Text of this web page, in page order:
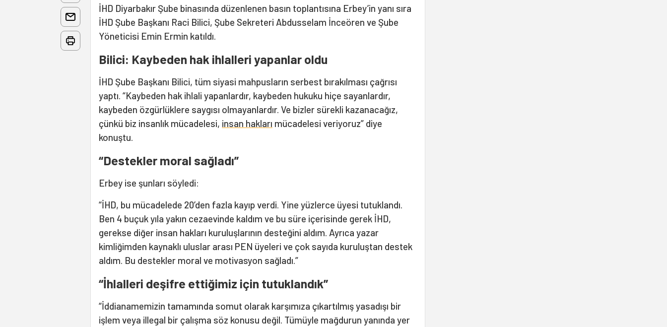
İHD Diyarbakır Şube binasında düzenlenen basın toplantısına Erbey’in yanı sıra
İHD Şube Başkanı Raci Bilici, Şube Sekreteri Abdusselam İnceören ve Şube
Yöneticisi Emin Ermin katıldı.
Bilici: Kaybeden hak ihlalleri yapanlar oldu
İHD Şube Başkanı Bilici, tüm siyasi mahpusların serbest bırakılması çağrısı
yaptı. “Kaybeden hak ihlali yapanlardır, kaybeden hukuku hiçe sayanlardır,
kaybeden özgürlüklere saygısı olmayanlardır. Ve bizler sürekli kazanacağız,
çünkü biz insanlık mücadelesi, insan hakları mücadelesi veriyoruz” diye
konuştu.
“Destekler moral sağladı”
Erbey ise şunları söyledi:
“İHD, bu mücadelede 20’den fazla kayıp verdi. Yine yüzlerce üyesi tutuklandı.
Ben 4 buçuk yıla yakın cezaevinde kaldım ve bu süre içerisinde gerek İHD,
gerekse diğer insan hakları kuruluşlarının desteğini aldım. Ayrıca yazar
kimliğimden kaynaklı uluslar arası PEN üyeleri ve çok sayıda kuruluştan destek
aldım. Bu destekler moral ve motivasyon sağladı.”
“İhlalleri deşifre ettiğimiz için tutuklandık”
“İddianamemizin tamamında somut olarak karşımıza çıkartılmış yasadışı bir
işlem veya illegal bir çalışma söz konusu değil. Tümüyle mağdurun yanında yer